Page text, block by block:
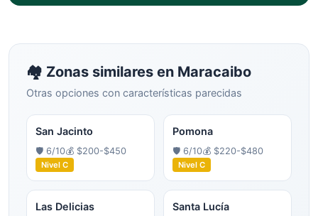
🏘️ Zonas similares en Maracaibo
Otras opciones con características parecidas
San Jacinto
🛡️ 6/10💰 $200-$450
Nivel C
Pomona
🛡️ 6/10💰 $220-$480
Nivel C
Las Delicias Santa Lucía